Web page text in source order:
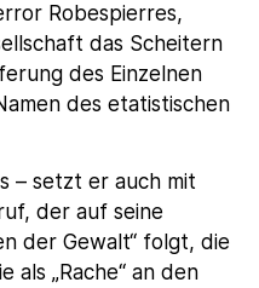
Robespierres,
das Scheitern
des Einzelnen
des etatistischen
– setzt er auch mit
der auf seine
der Gewalt“ folgt, die
„Rache“ an den